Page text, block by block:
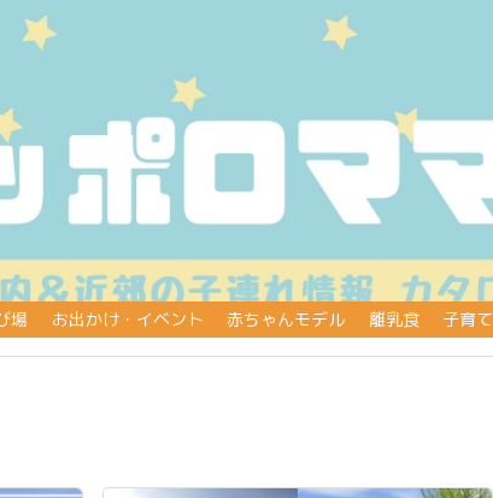
場 お出かけ・イベント 赤ちゃんモデル 離乳食 子育て